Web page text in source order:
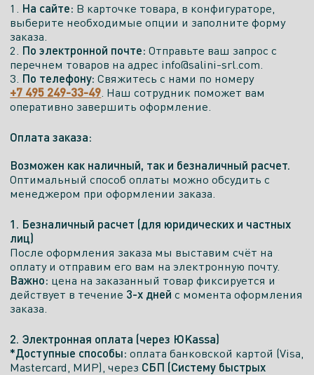
1. На сайте: В карточке товара, в конфигураторе,
выберите необходимые опции и заполните форму
заказа.
2. По электронной почте: Отправьте ваш запрос с
перечнем товаров на адрес info@salini-srl.com.
3. По телефону: Свяжитесь с нами по номеру
+7 495 249-33-49. Наш сотрудник поможет вам
оперативно завершить оформление.
Оплата заказа:
Возможен как наличный, так и безналичный расчет.
Оптимальный способ оплаты можно обсудить с
менеджером при оформлении заказа.
1. Безналичный расчет (для юридических и частных
лиц)
После оформления заказа мы выставим счёт на
оплату и отправим его вам на электронную почту.
Важно: цена на заказанный товар фиксируется и
действует в течение 3-х дней с момента оформления
заказа.
2. Электронная оплата (через ЮKassa)
*Доступные способы: оплата банковской картой (Visa,
Mastercard, МИР), через СБП (Систему быстрых